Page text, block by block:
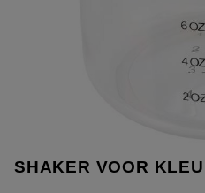
SHAKER VOOR